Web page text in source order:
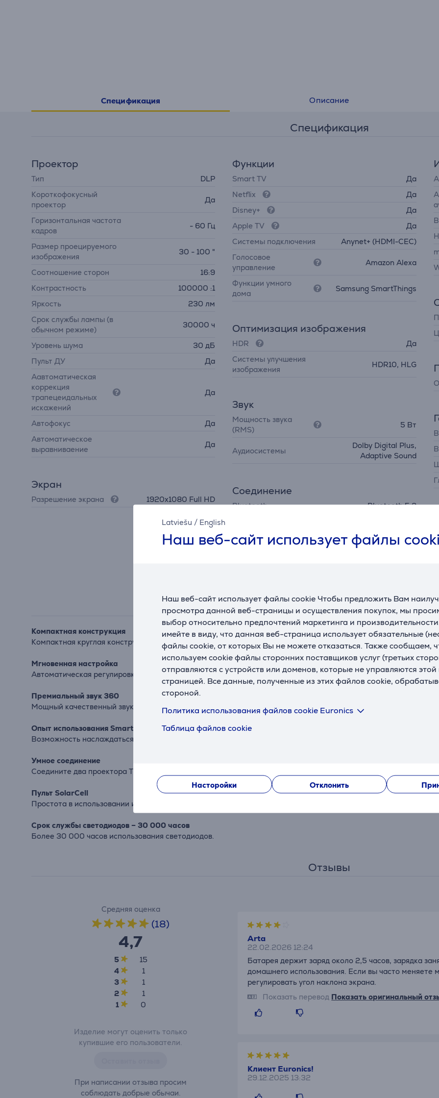
Latviešu / English
Наш веб-сайт использует файлы
Наш веб-сайт использует файлы cookie Чтобы предложить Вам
просмотра данной веб-страницы и осуществления покупок, мы
выбор относительно предпочтений маркетинга и
имейте в виду, что данная веб-страница использует обязательные
файлы cookie, от которых Вы не можете отказаться. Также сообщаем,
используем cookie файлы сторонних поставщиков услуг (третьих
отправляются с устройств или доменов, которые не управляются
страницей. Все данные, полученные из этих файлов cookie,
стороной.
Политика использования файлов cookie Euronics
Таблица файлов cookie
Насторойки Отклонить
Спецификация Описание
Спецификация
Проектор
Тип
DLP
Короткофокусный
проектор
Да
Горизонтальная частота
кадров
- 60 Гц
Размер проецируемого
изображения
30 - 100 "
Соотношение сторон
16:9
Контрастность
100000 :1
Яркость
230 лм
Срок службы лампы (в
обычном режиме)
30000 ч
Уровень шума
30 дБ
Пульт ДУ
Да
Аавтоматическая
коррекция
трапецеидальных
искажений
Да
Автофокус
Да
Автоматическое
выравниваение
Да
Экран
Разрешение экрана 1920x1080 Full HD
Функции
Smart TV
Да
Netflix
Да
Disney+
Да
Apple TV
Да
Системы подключения
Anynet+ (HDMI-CEC)
Голосовое
управление
Amazon Alexa
Функции умного
дома
Samsung SmartThings
Оптимизация изображения
HDR
Да
Системы улучшения
изображения
HDR10, HLG
Звук
Мощность звука
(RMS)
5 Вт
Аудиосистемы
Dolby Digital Plus,
Adaptive Sound
Соединение
Bluetooth Bluetooth 5.2
Описание
Компактная конструкция
Компактная круглая конструкция и удобная подставка, позволяющая наслаждаться изображением с любой
Мгновенная настройка
Автоматическая регулировка экрана без перемещения устройства.
Премиальный звук 360
Мощный качественный звук, распространяющийся во все стороны.
Опыт использования Smart TV
Возможность наслаждаться преимуществами Smart TV как в помещении, так и на улице.
Умное соединение
Соедините два проектора The Freestyle и получите экран до 160 дюймов.
Пульт SolarCell
Простота в использовании и зеленое будущее благодаря экологичному пульту со встроенными солнечными
Срок службы светодиодов – 30 000 часов
Более 30 000 часов использования светодиодов.
Отзывы
Средняя оценка
(18)
4,7
5
15
4
1
3
1
2
1
1
0
Изделие могут оценить только
купившие его пользователи.
При написании отзыва просим
соблюдать добрые обычаи.
Arta
22.02.2026 12:24
Батарея держит заряд около 2,5 часов, зарядка
домашнего использования. Если вы часто
регулировать угол наклона экрана.
Показать перевод Показать оригинальный
Клиент Euronics!
29.12.2025 13:32